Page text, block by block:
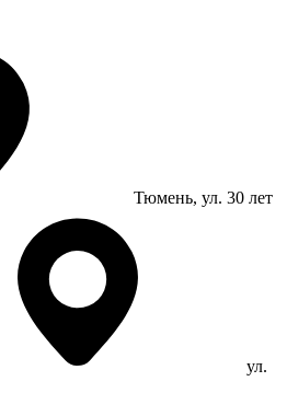
Тюмень, ул. 30 лет
ул.